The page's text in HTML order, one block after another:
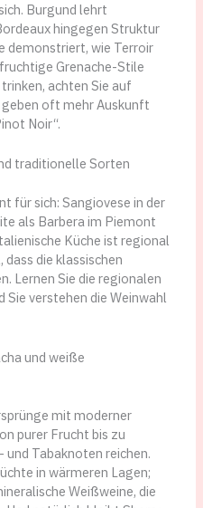
Burgund lehrt
hingegen Struktur
demonstriert, wie Terroir
Grenache-Stile
achten Sie auf
oft mehr Auskunft
Noir“.
traditionelle Sorten
für sich: Sangiovese in der
als Barbera im Piemont
Küche ist regional
die klassischen
Lernen Sie die regionalen
Sie verstehen die Weinwahl
und weiße
mit moderner
purer Frucht bis zu
Tabaknoten reichen.
in wärmeren Lagen;
Weißweine, die